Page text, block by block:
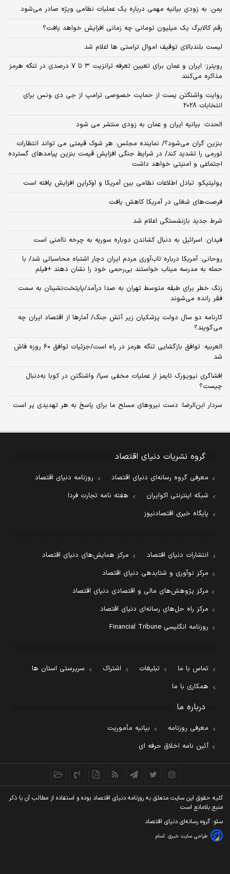
یمن: به زودی بیانیه مهمی درباره یک عملیات نظامی ویژه صادر می‌شود
رقم کالابرگ یک میلیون تومانی چه زمانی افزایش خواهد یافت؟
لیست بلندبالای توقیف اموال تراستی ها اعلام شد
رویترز: ایران و عمان برای تعیین تعرفه ترانزیت ۳ تا ۷ درصدی در تنگه هرمز
مذاکره می‌کنند
روایت واشنگتن پست از حمایت خصوصی ترامپ از جی دی ونس برای
انتخابات 2028
الحدث: بیانیه ایران و عمان به زودی منتشر می شود
بنزین گران می‌شود؟/ نماینده مجلس: هر شوک قیمتی می تواند انتظارات
تورمی را تشدید کند/ در شرایط جنگی افزایش قیمت بنزین پیامدهای گسترده
اجتماعی و امنیتی خواهد داشت
پولیتیکو: تبادل اطلاعات نظامی بین آمریکا و اوکراین افزایش یافته است
فرصت‌های شغلی در آمریکا کاهش یافت
شرط جدید بازنشستگی اعلام شد
فیدان: اسرائیل به دنبال کشاندن دوباره سوریه به چرخه ناامنی است
روحانی: آمریکا درباره تاب‌آوری مردم ایران دچار اشتباه محاسباتی شد/ با
حمله به مدرسه میناب خواستند بی‌رحمی خود را نشان دهند +فیلم
زنگ خطر برای طبقه متوسط تهران به صدا درآمد/پایتخت‌نشینان به سمت
فقر رانده می‌شوند
کارنامه دو سال دولت پزشکیان زیر آتش جنگ/ آمارها از اقتصاد ایران چه
می‌گویند؟
العربیه: توافق بازگشایی تنگه هرمز در راه است/جزئیات توافق ۶۰ روزه فاش
شد
افشاگری نیویورک تایمز از عملیات مخفی سیا/ واشنگتن در کوبا به‌دنبال
چیست؟
سردار ابن‌الرضا: دست نیروهای مسلح ما برای پاسخ به هر تهدیدی پر است
گروه نشریات دنیای اقتصاد
معرفی گروه رسانه‌ای دنیای اقتصاد
روزنامه دنیای اقتصاد
شبکه اینترنتی اکوایران
هفته نامه تجارت فردا
پایگاه خبری اقتصادنیوز
انتشارات دنیای اقتصاد
مرکز همایش‌های دنیای اقتصاد
مرکز نوآوری و شتابدهی دنیای اقتصاد
مرکز پژوهش‌های مالی و اقتصادی دنیای اقتصاد
مرکز راه حل‌های رسانه‌ای دنیای اقتصاد
روزنامه انگلیسی Financial Tribune
تماس با ما تبلیغات اشتراک
سرپرستی استان ها
همکاری با ما
درباره ما
معرفی روزنامه
بیانیه مأموریت
آئین نامه اخلاق حرفه ای
کليه حقوق اين سايت متعلق به روزنامه دنيای اقتصاد بوده و استفاده از مطالب آن با ذکر
منبع بلامانع است
سئو: گروه رسانه‌ای دنیای اقتصاد
طراحی سایت خبری آسام